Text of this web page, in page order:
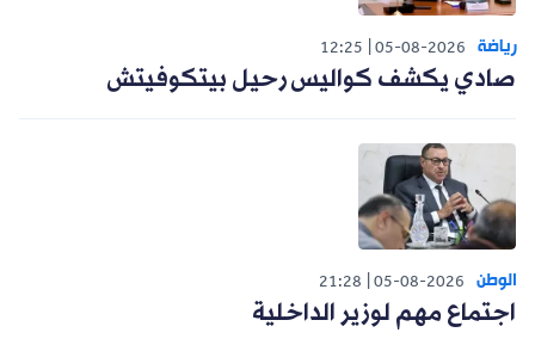
رياضة 05-08-2026
12:25
صادي يكشف كواليس رحيل بيتكوفيتش
الوطن 05-08-2026
21:28
اجتماع مهم لوزير الداخلية